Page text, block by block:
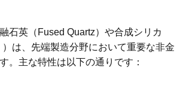
石英（Fused Quartz）や合成シリカ
）は、先端製造分野において重要な非金
。主な特性は以下の通りです：